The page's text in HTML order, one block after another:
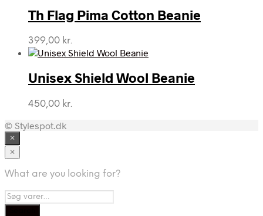
Th Flag Pima Cotton Beanie
399,00 kr.
Unisex Shield Wool Beanie
450,00 kr.
© Stylespot.dk
×
×
What are you looking for?